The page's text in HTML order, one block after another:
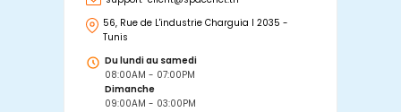
56, Rue de L'industrie Charguia I 2035 -
Tunis
Du lundi au samedi
08:00AM - 07:00PM
Dimanche
09:00AM - 03:00PM